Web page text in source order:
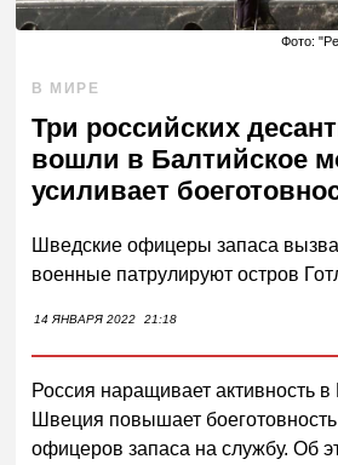
Фото:
В МИРЕ
Три российских
вошли в Балтийское
усиливает
Шведские офицеры запаса
военные патрулируют остров
14 ЯНВАРЯ 2022 21:18
Россия наращивает активность
Швеция повышает
офицеров запаса на службу. Об